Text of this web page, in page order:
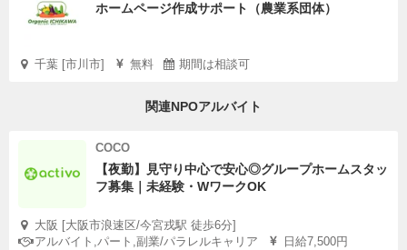
ホームページ作成サポート（農業系団体）
千葉 [市川市] 無料 期間は相談可
関連NPOアルバイト
COCO
【夜勤】見守り中心で安心◎グループホームスタッ
フ募集｜未経験・WワークOK
大阪 [大阪市浪速区/今宮戎駅 徒歩6分]
アルバイト,パート,副業/パラレルキャリア
日給7,500円